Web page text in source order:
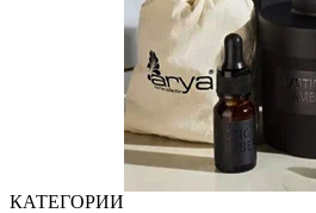
КАТЕГОРИИ